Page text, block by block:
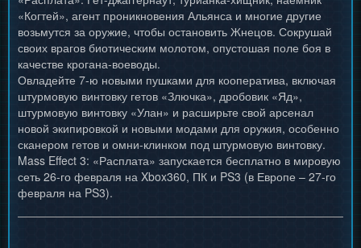
«Когтей», агент проникновения Альянса и многие другие
возьмутся за оружие, чтобы остановить Жнецов. Сокрушай
своих врагов биотическим молотом, опустошая поле боя в
качестве крогана-воеводы.
Овладейте 7-ю новыми пушками для кооператива, включая
штурмовую винтовку гетов «Злючка», дробовик «Яд»,
штурмовую винтовку «Улан» и расширьте свой арсенал
новой экипировкой и новыми модами для оружия, особенно
сканером гетов и омни-клинком под штурмовую винтовку.
Mass Effect 3: «Расплата» запускается бесплатно в мировую
сеть 26-го февраля на Xbox360, ПК и PS3 (в Европе – 27-го
февраля на PS3).